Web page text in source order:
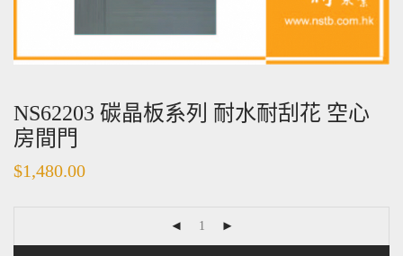
NS62203 碳晶板系列 耐水耐刮花 空心
房間門
$1,480.00